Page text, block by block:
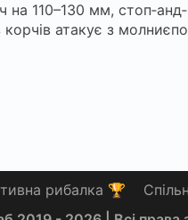
110–130 мм,
атакує з
рибалка 🏆